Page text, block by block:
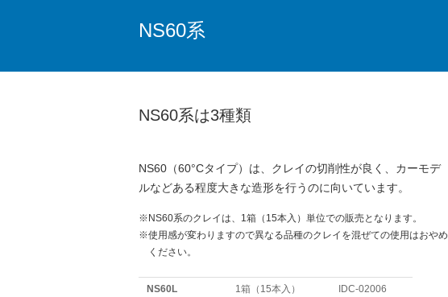
NS60系
NS60系は3種類
NS60（60°Cタイプ）は、クレイの切削性が良く、カーモデ
ルなどある程度大きな造形を行うのに向いています。
※NS60系のクレイは、1箱（15本入）単位での販売となります。
※使用感が変わりますので異なる品種のクレイを混ぜての使用はおやめ
ください。
NS60L 1箱（15本入） IDC-02006